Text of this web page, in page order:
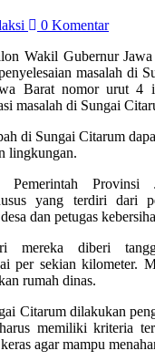
0 Komentar
Wakil Gubernur
masalah di
Barat nomor urut 4
masalah di Sungai
di Sungai Citarum
lingkungan.
Pemerintah
yang terdiri dari
dan petugas
mereka diberi
per sekian kilometer.
rumah dinas.
Citarum dilakukan
memiliki kriteria
agar mampu